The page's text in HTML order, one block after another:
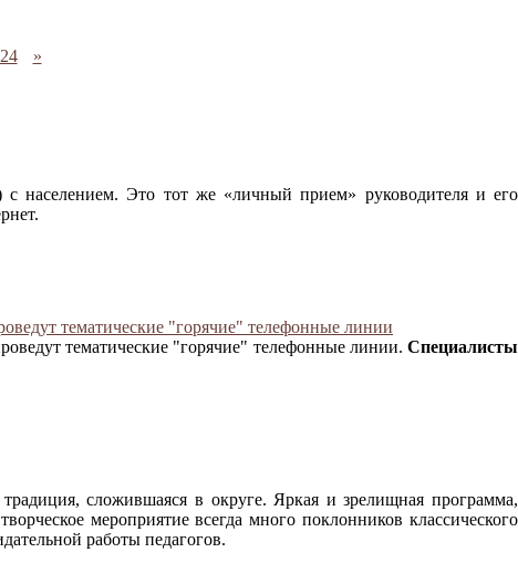
»
с населением. Это тот же «личный прием» руководителя и его
тематические "горячие" телефонные линии
тематические "горячие" телефонные линии. Специалисты
сложившаяся в округе. Яркая и зрелищная программа,
мероприятие всегда много поклонников классического
работы педагогов.